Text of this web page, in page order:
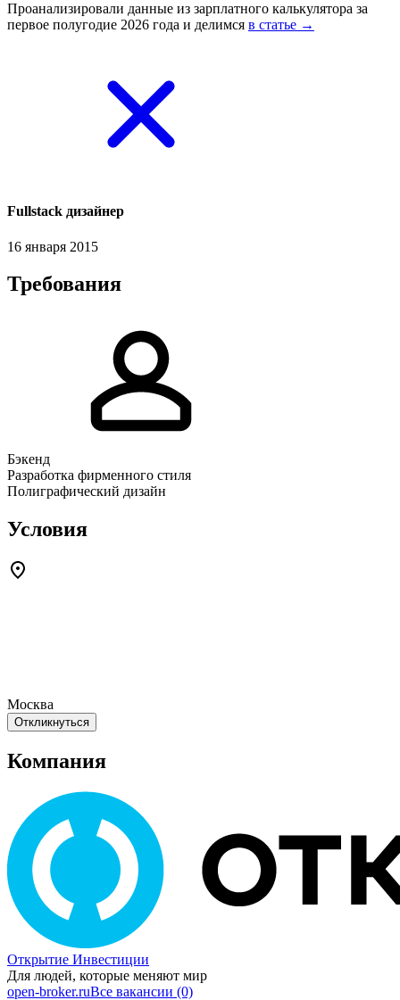
Проанализировали данные из зарплатного калькулятора за
первое полугодие 2026 года и делимся в статье →
Fullstack дизайнер
16 января 2015
Требования
Бэкенд
Разработка фирменного стиля
Полиграфический дизайн
Условия
Москва
Откликнуться
Компания
Открытие Инвестиции
Для людей, которые меняют мир
open-broker.ruВсе вакансии (0)